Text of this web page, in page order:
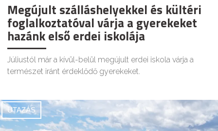
Megújult szálláshelyekkel és kültéri
foglalkoztatóval várja a gyerekeket
hazánk első erdei iskolája
Júliustól már a kívül-belül megújult erdei iskola várja a
természet iránt érdeklődő gyerekeket.
UTAZÁS